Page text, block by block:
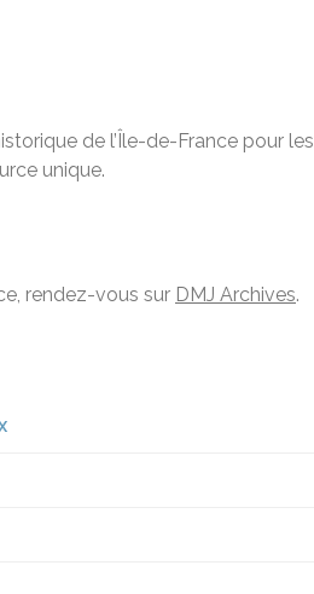
de l’Île-de-France pour les
unique.
rendez-vous sur DMJ Archives.